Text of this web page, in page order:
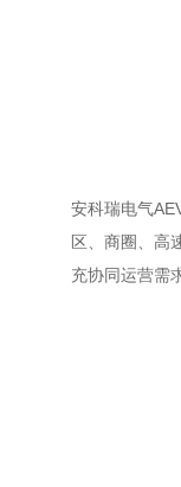
安科瑞电气
区、商圈、高
充协同运营需